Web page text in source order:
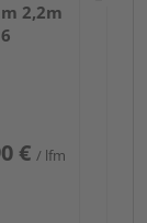
2,2m
€ / lfm